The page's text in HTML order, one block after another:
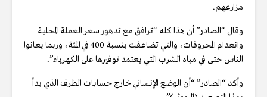
مزارعهم.
وقال “الصادر” أن هذا كله “ترافق مع تدهور سعر العملة المحلية
وانعدام المحروقات، والتي تضاعفت بنسبة 400 في المئة، وربما يعانوا
الناس حتى في مياه الشرب التي يعتمد توفيرها على الكهرباء”.
وأكد “الصادر” “أن الوضع الإنساني خارج حسابات الطرف الذي بدأ